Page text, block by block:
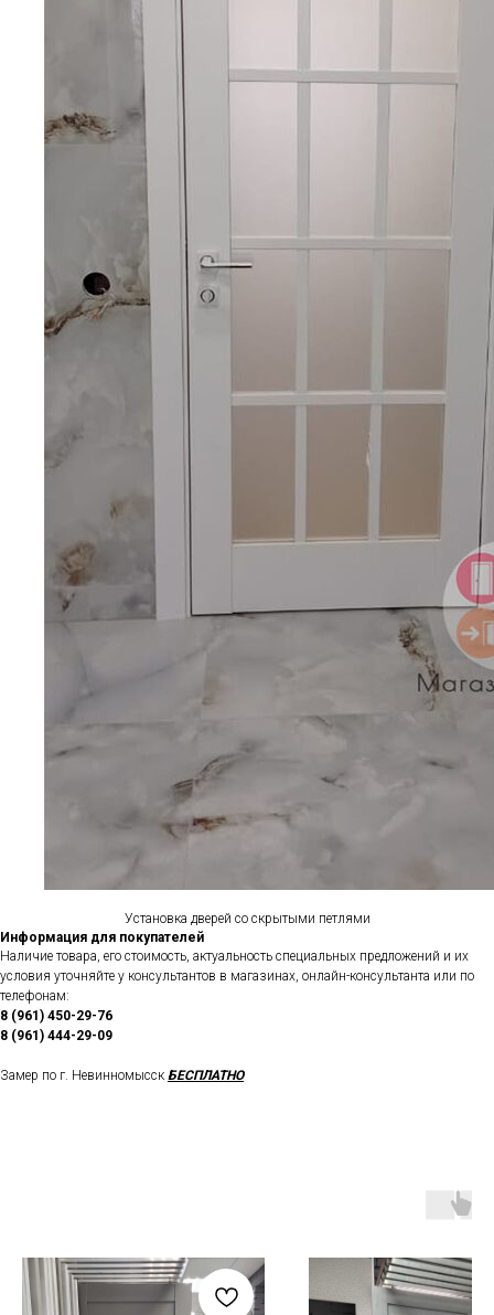
Установка дверей со скрытыми петлями
Информация для покупателей
Наличие товара, его стоимость, актуальность специальных предложений и их
условия уточняйте у консультантов в магазинах, онлайн-консультанта или по
телефонам:
8 (961) 450-29-76
8 (961) 444-29-09
Замер по г. Невинномысск БЕСПЛАТНО